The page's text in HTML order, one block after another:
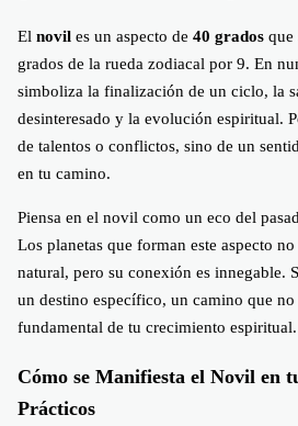
El novil es un aspecto de 40 grados que
grados de la rueda zodiacal por 9. En
simboliza la finalización de un ciclo, la
desinteresado y la evolución espiritual.
de talentos o conflictos, sino de un
en tu camino.
Piensa en el novil como un eco del
Los planetas que forman este aspecto
natural, pero su conexión es innegable.
un destino específico, un camino que
fundamental de tu crecimiento espiritual.
Cómo se Manifiesta el Novil en
Prácticos